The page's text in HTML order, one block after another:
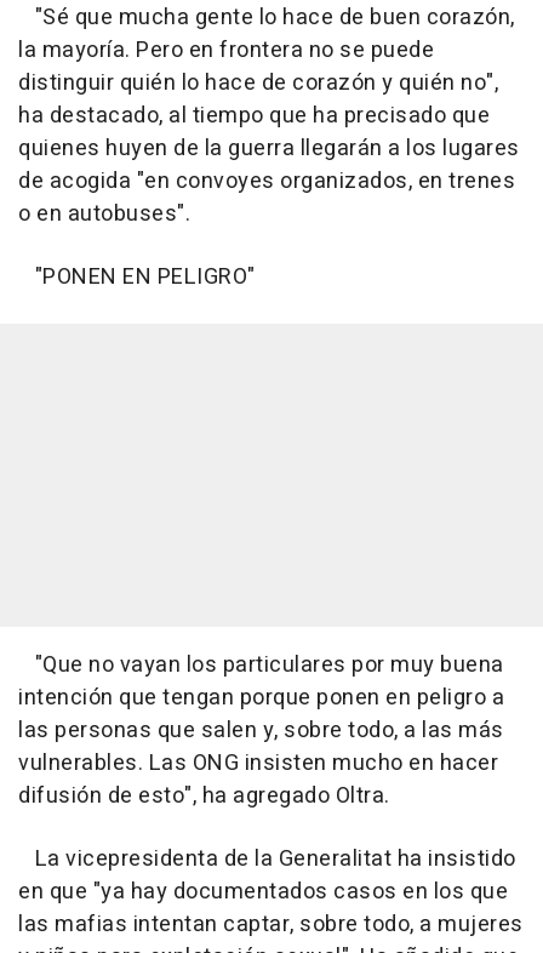
"Sé que mucha gente lo hace de buen corazón,
la mayoría. Pero en frontera no se puede
distinguir quién lo hace de corazón y quién no",
ha destacado, al tiempo que ha precisado que
quienes huyen de la guerra llegarán a los lugares
de acogida "en convoyes organizados, en trenes
o en autobuses".
"PONEN EN PELIGRO"
"Que no vayan los particulares por muy buena
intención que tengan porque ponen en peligro a
las personas que salen y, sobre todo, a las más
vulnerables. Las ONG insisten mucho en hacer
difusión de esto", ha agregado Oltra.
La vicepresidenta de la Generalitat ha insistido
en que "ya hay documentados casos en los que
las mafias intentan captar, sobre todo, a mujeres